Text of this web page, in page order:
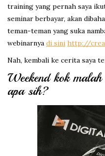
training yang pernah saya
seminar berbayar, akan
teman-teman yang suka
webinarnya di sini http://
Nah, kembali ke cerita saya
Weekend kok
apa sih?